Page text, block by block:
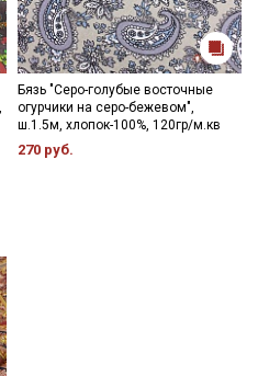
Бязь "Серо-голубые восточные
огурчики на серо-бежевом",
ш.1.5м, хлопок-100%, 120гр/м.кв
270 руб.